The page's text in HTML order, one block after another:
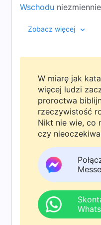
Wschodu
kataklizmów
Przecież nasze
grzeszników, więc
wykonywać dzieło
prawdziwej wiary”,
Zobacz więcej
W miarę jak
więcej ludzi
proroctwa
rzeczywistość
Nikt nie wie, co
czy
rodziną
bezpieczeństwo
WhatsAppa lub
naszej grupy